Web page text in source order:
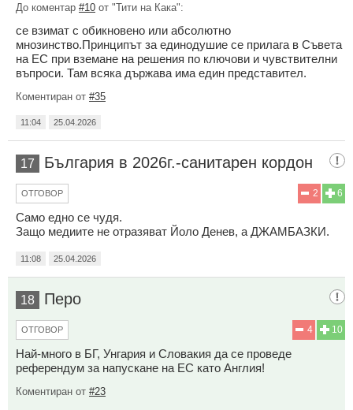
До коментар #10 от "Тити на Кака":
се взимат с обикновено или абсолютно
мнозинство.Принципът за единодушие се прилага в Съвета
на ЕС при вземане на решения по ключови и чувствителни
въпроси. Там всяка държава има един представител.
Коментиран от #35
11:04 25.04.2026
17 България в 2026г.-санитарен кордон
6
2
ОТГОВОР
Само едно се чудя.
Защо медиите не отразяват Йоло Денев, а ДЖАМБАЗКИ.
11:08 25.04.2026
18 Перо
10
4
ОТГОВОР
Най-много в БГ, Унгария и Словакия да се проведе
референдум за напускане на ЕС като Англия!
Коментиран от #23